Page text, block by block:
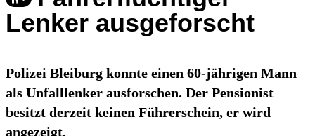
Lenker ausgeforscht
Polizei Bleiburg konnte einen 60-jährigen Mann
als Unfalllenker ausforschen. Der Pensionist
besitzt derzeit keinen Führerschein, er wird
angezeigt.